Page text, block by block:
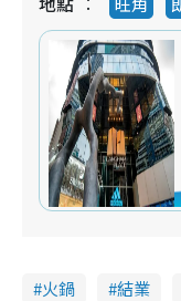
火鍋 結業